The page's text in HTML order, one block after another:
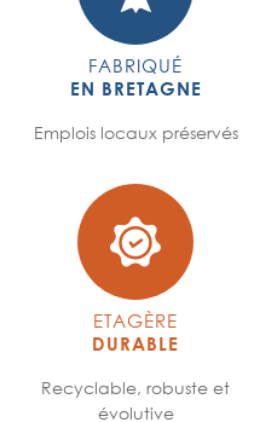
FABRIQUÉ
EN BRETAGNE
Emplois locaux préservés
ETAGÈRE
DURABLE
Recyclable, robuste et
évolutive